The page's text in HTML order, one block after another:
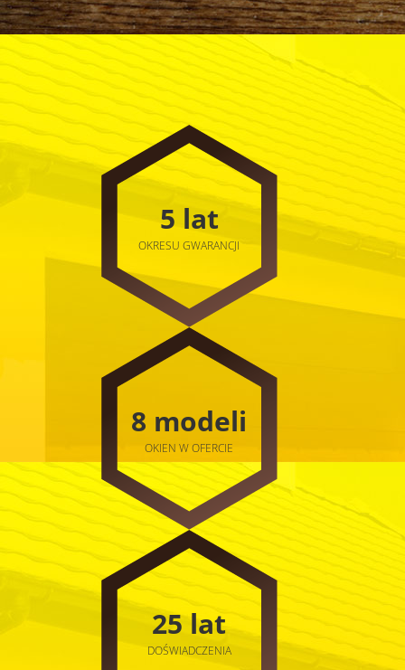
5 lat
OKRESU GWARANCJI
8 modeli
OKIEN W OFERCIE
25 lat
DOŚWIADCZENIA